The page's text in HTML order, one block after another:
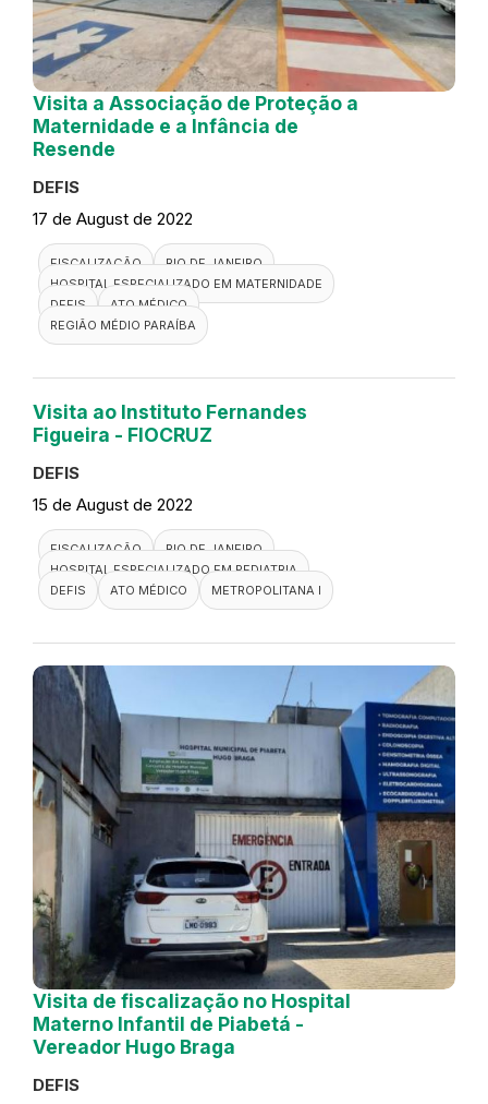
Visita a Associação de Proteção a
Maternidade e a Infância de
Resende
DEFIS
17 de August de 2022
FISCALIZAÇÃO
RIO DE JANEIRO
HOSPITAL ESPECIALIZADO EM MATERNIDADE
DEFIS
ATO MÉDICO
REGIÃO MÉDIO PARAÍBA
Visita ao Instituto Fernandes
Figueira - FIOCRUZ
DEFIS
15 de August de 2022
FISCALIZAÇÃO
RIO DE JANEIRO
HOSPITAL ESPECIALIZADO EM PEDIATRIA
DEFIS
ATO MÉDICO METROPOLITANA I
Visita de fiscalização no Hospital
Materno Infantil de Piabetá -
Vereador Hugo Braga
DEFIS